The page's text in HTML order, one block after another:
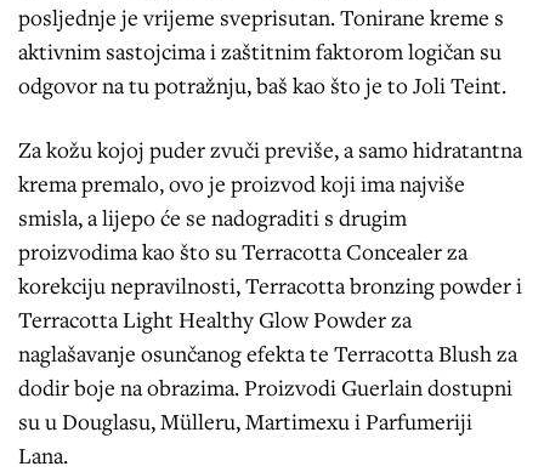
posljednje je vrijeme sveprisutan. Tonirane kreme s
aktivnim sastojcima i zaštitnim faktorom logičan su
odgovor na tu potražnju, baš kao što je to Joli Teint.
Za kožu kojoj puder zvuči previše, a samo hidratantna
krema premalo, ovo je proizvod koji ima najviše
smisla, a lijepo će se nadograditi s drugim
proizvodima kao što su Terracotta Concealer za
korekciju nepravilnosti, Terracotta bronzing powder i
Terracotta Light Healthy Glow Powder za
naglašavanje osunčanog efekta te Terracotta Blush za
dodir boje na obrazima. Proizvodi Guerlain dostupni
su u Douglasu, Mülleru, Martimexu i Parfumeriji
Lana.